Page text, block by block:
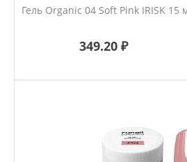
Гель Organic 04 Soft Pink IRISK 15
349.20 ₽